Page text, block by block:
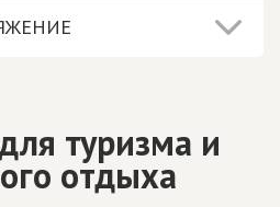
туризма и
отдыха